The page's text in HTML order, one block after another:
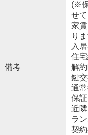
備考
(※
せ
家
りま
入
住
解
鍵
通
保
近
ラン
契